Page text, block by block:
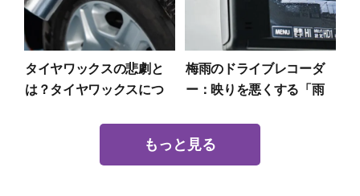
タイヤワックスの悲劇と
は？タイヤワックスにつ
梅雨のドライブレコーダ
ー：映りを悪くする「雨
もっと見る